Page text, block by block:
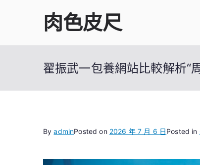
肉色皮尺
翟振武一包養網站比較解析“
ByadminPosted on 2026 年 7 月 6 日Posted in